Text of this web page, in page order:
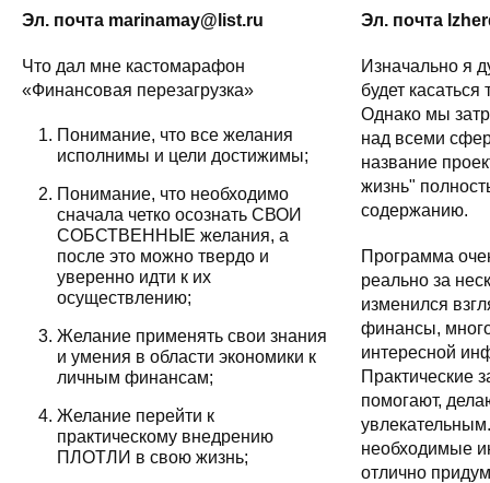
Эл. почта marinamay@list.ru
Что дал мне кастомарафон
«Финансовая перезагрузка»
Понимание, что все желания
исполнимы и цели достижимы;
Понимание, что необходимо
сначала четко осознать СВОИ
СОБСТВЕННЫЕ желания, а
после это можно твердо и
уверенно идти к их
осуществлению;
Желание применять свои знания
и умения в области экономики к
личным финансам;
Желание перейти к
практическому внедрению
ПЛОТЛИ в свою жизнь;
Эл. почта
Изначально я
будет
Однако мы
над всеми
название
жизнь"
содержанию.
Программа
реально за
изменился
финансы,
интересной
Практические
помогают,
необходимые
отлично